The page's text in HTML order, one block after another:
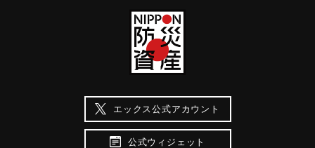
エックス公式アカウント
公式ウィジェット